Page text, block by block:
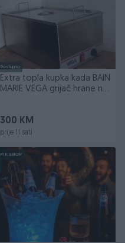
Dostupno
Extra topla kupka kada BAIN
MARIE VEGA grijač hrane na
300 KM
prije 11 sati
PIK SHOP